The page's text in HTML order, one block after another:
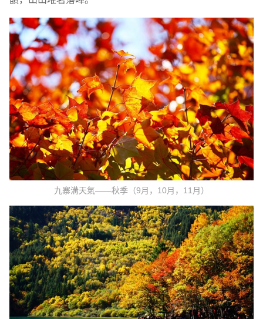
九寨溝天氣——秋季（9月，10月，11月）